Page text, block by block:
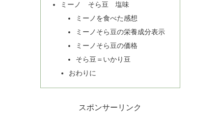
ミーノ そら豆 塩味
ミーノを食べた感想
ミーノそら豆の栄養成分表示
ミーノそら豆の価格
そら豆＝いかり豆
おわりに
スポンサーリンク